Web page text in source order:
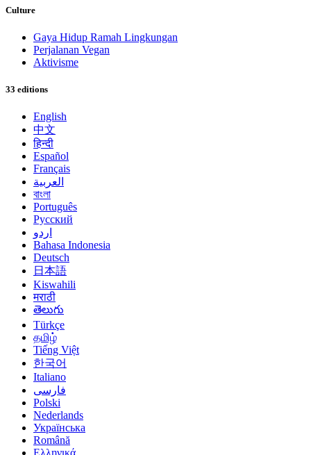
Culture
Gaya Hidup Ramah Lingkungan
Perjalanan Vegan
Aktivisme
33 editions
English
中文
हिन्दी
Español
Français
العربية
বাংলা
Português
Русский
اردو
Bahasa Indonesia
Deutsch
日本語
Kiswahili
मराठी
తెలుగు
Türkçe
தமிழ்
Tiếng Việt
한국어
Italiano
فارسی
Polski
Nederlands
Українська
Română